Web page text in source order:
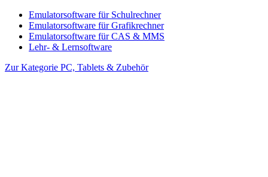
Emulatorsoftware für Schulrechner
Emulatorsoftware für Grafikrechner
Emulatorsoftware für CAS & MMS
Lehr- & Lernsoftware
Zur Kategorie PC, Tablets & Zubehör